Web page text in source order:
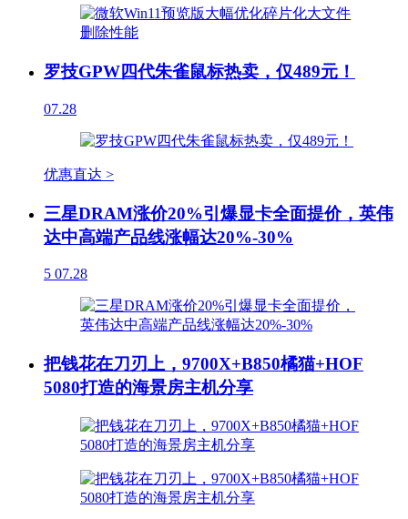
罗技GPW四代朱雀鼠标热卖，仅489元！
07.28
优惠直达 >
三星DRAM涨价20%引爆显卡全面提价，英伟
达中高端产品线涨幅达20%-30%
5 07.28
把钱花在刀刃上，9700X+B850橘猫+HOF
5080打造的海景房主机分享